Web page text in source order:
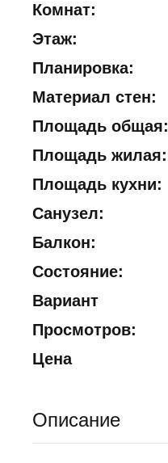
Комнат:
Этаж:
Планировка:
Материал стен:
Площадь общая:
Площадь жилая:
Площадь кухни:
Санузел:
Балкон:
Состояние:
Вариант
Просмотров:
Цена
Описание